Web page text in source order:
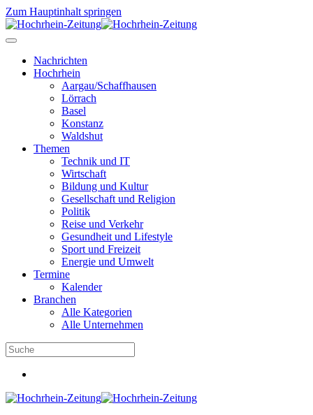
Zum Hauptinhalt springen
Nachrichten
Hochrhein
Aargau/Schaffhausen
Lörrach
Basel
Konstanz
Waldshut
Themen
Technik und IT
Wirtschaft
Bildung und Kultur
Gesellschaft und Religion
Politik
Reise und Verkehr
Gesundheit und Lifestyle
Sport und Freizeit
Energie und Umwelt
Termine
Kalender
Branchen
Alle Kategorien
Alle Unternehmen